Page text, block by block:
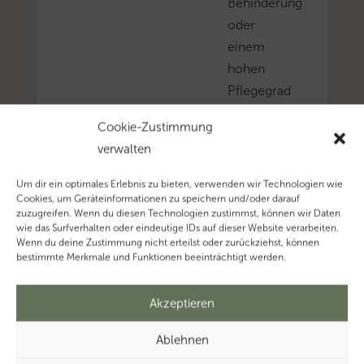
Cookie-Zustimmung
verwalten
Um dir ein optimales Erlebnis zu bieten, verwenden wir Technologien wie
Cookies, um Geräteinformationen zu speichern und/oder darauf
zuzugreifen. Wenn du diesen Technologien zustimmst, können wir Daten
wie das Surfverhalten oder eindeutige IDs auf dieser Website verarbeiten.
Wenn du deine Zustimmung nicht erteilst oder zurückziehst, können
bestimmte Merkmale und Funktionen beeinträchtigt werden.
Akzeptieren
Ablehnen
Behinderung
oder
einem
hohen
Pflegegrad
Ausgaben.
Als
Ausgleich
können
sie
den